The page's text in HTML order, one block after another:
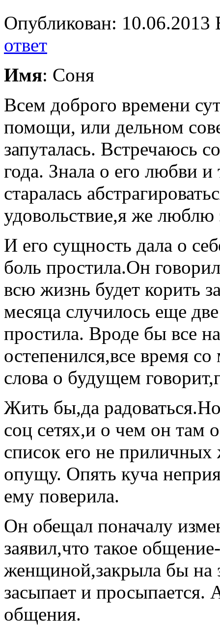
Опубликован:
ответ
Имя: Соня
Всем доброго времени
помощи, или дельном
запуталась. Встречаюсь
года. Знала о его любви
старалась
удовольствие,я же люблю
И его сущность дала о
боль простила.Он
всю жизнь будет корить
месяца случилось еще
простила. Вроде бы все
остепенился,все время
слова о будущем
Жить бы,да
соц сетях,и о чем он там
список его не
опущу. Опять куча
ему поверила.
Он обещал поначалу
заявил,что такое
женщиной,закрыла бы на
засыпает и просыпается.
общения.